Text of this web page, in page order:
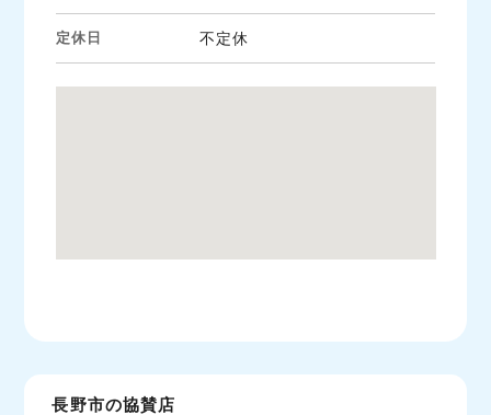
定休日 不定休
長野市の協賛店